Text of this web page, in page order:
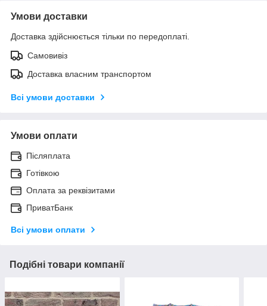
Умови доставки
Доставка здійснюється тільки по передоплаті.
Самовивіз
Доставка власним транспортом
Всі умови доставки
Умови оплати
Післяплата
Готівкою
Оплата за реквізитами
ПриватБанк
Всі умови оплати
Подібні товари компанії